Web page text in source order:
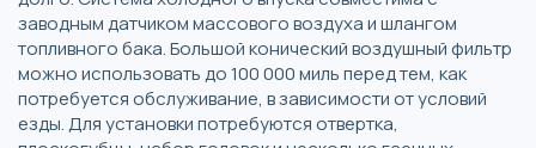
заводным датчиком массового воздуха и шлангом
топливного бака. Большой конический воздушный фильтр
можно использовать до 100 000 миль перед тем, как
потребуется обслуживание, в зависимости от условий
езды. Для установки потребуются отвертка,